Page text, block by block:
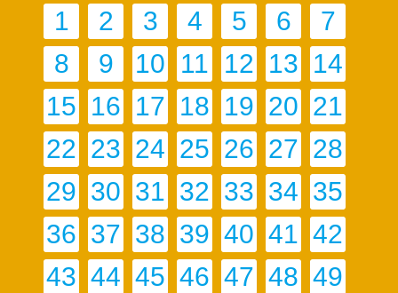
1 2 3 4 5 6
7
8
9 10 11 12 13 14
15 16 17 18 19 20 21
22 23 24 25 26 27 28
29 30 31 32 33 34 35
36 37 38 39 40 41 42
43 44 45 46 47 48 49